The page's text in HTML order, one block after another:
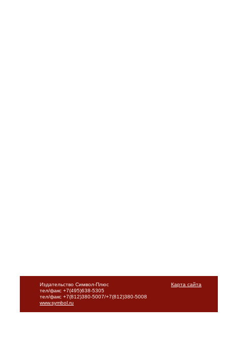
Карта сайта
Издательство Символ-Плюс
тел/факс +7(495)638-5305
тел/факс +7(812)380-5007/+7(812)380-5008
www.symbol.ru